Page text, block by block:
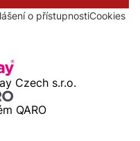
o přístupnostiCookies
Czech s.r.o.
QARO